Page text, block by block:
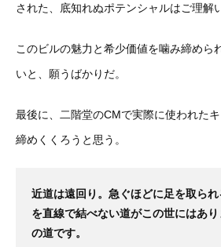
された、底知れぬポテンシャルはご理解
このビルの魅力と希少価値を噛み締めら
いと、願うばかりだ。
最後に、二階堂のCMで実際に使われた
締めくくろうと思う。
近道は遠回り。急ぐほどに足を取ら
を直線で結べない道がこの世にはあ
の道です。